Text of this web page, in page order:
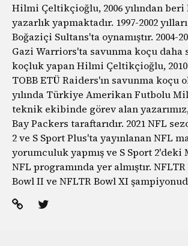
Hilmi Çeltikçioğlu, 2006 yılından beri
yazarlık yapmaktadır. 1997-2002
Boğaziçi Sultans'ta oynamıştır. 2004-
Gazi Warriors'ta savunma koçu daha
koçluk yapan Hilmi Çeltikçioğlu,
TOBB ETÜ Raiders'ın savunma koçu
yılında Türkiye Amerikan Futbolu
teknik ekibinde görev alan
Bay Packers taraftarıdır. 2021 NFL
2 ve S Sport Plus'ta yayınlanan NFL
yorumculuk yapmış ve S Sport 2'deki
NFL programında yer almıştır.
Bowl II ve NFLTR Bowl XI